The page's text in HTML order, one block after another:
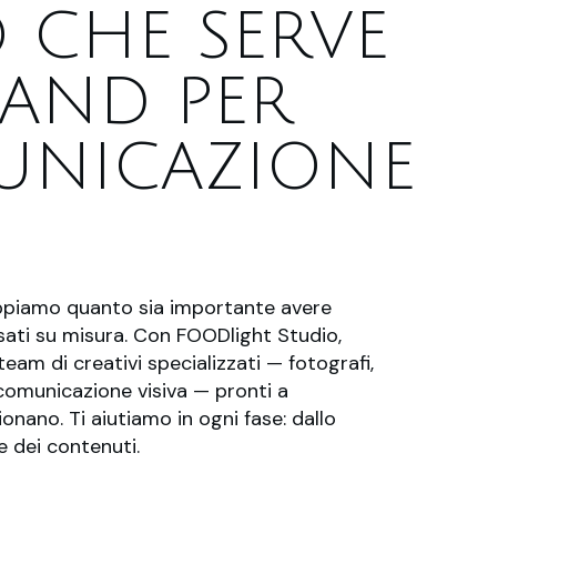
SERVE
PER
quanto sia importante avere
su misura. Con FOODlight Studio,
di creativi specializzati — fotografi,
visiva — pronti a
Ti aiutiamo in ogni fase: dallo
dei contenuti.